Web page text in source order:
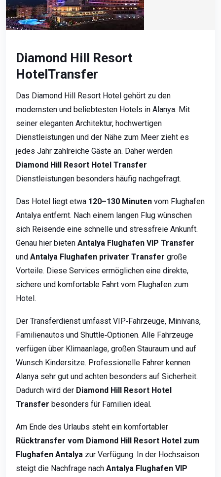
Diamond Hill Resort
HotelTransfer
Das Diamond Hill Resort Hotel gehört zu den
modernsten und beliebtesten Hotels in Alanya. Mit
seiner eleganten Architektur, hochwertigen
Dienstleistungen und der Nähe zum Meer zieht es
jedes Jahr zahlreiche Gäste an. Daher werden
Diamond Hill Resort Hotel Transfer
Dienstleistungen besonders häufig nachgefragt.
Das Hotel liegt etwa 120–130 Minuten vom Flughafen
Antalya entfernt. Nach einem langen Flug wünschen
sich Reisende eine schnelle und stressfreie Ankunft.
Genau hier bieten Antalya Flughafen VIP Transfer
und Antalya Flughafen privater Transfer große
Vorteile. Diese Services ermöglichen eine direkte,
sichere und komfortable Fahrt vom Flughafen zum
Hotel.
Der Transferdienst umfasst VIP‑Fahrzeuge, Minivans,
Familienautos und Shuttle‑Optionen. Alle Fahrzeuge
verfügen über Klimaanlage, großen Stauraum und auf
Wunsch Kindersitze. Professionelle Fahrer kennen
Alanya sehr gut und achten besonders auf Sicherheit.
Dadurch wird der Diamond Hill Resort Hotel
Transfer besonders für Familien ideal.
Am Ende des Urlaubs steht ein komfortabler
Rücktransfer vom Diamond Hill Resort Hotel zum
Flughafen Antalya zur Verfügung. In der Hochsaison
steigt die Nachfrage nach Antalya Flughafen VIP